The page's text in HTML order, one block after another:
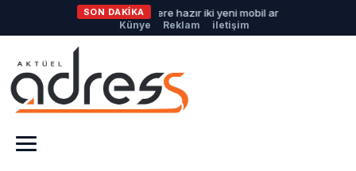
SON DAKİKA
Büyükşehir'den afetlere hazır iki yeni mobil araç
Künye Reklam iletişim